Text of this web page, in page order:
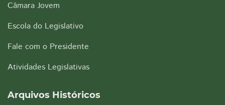
Câmara Jovem
Escola do Legislativo
Fale com o Presidente
Atividades Legislativas
Arquivos Históricos